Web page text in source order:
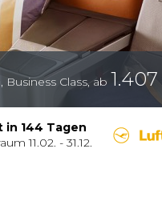
, Business Class, ab 1.407
in 144 Tagen
11.02. - 31.12.